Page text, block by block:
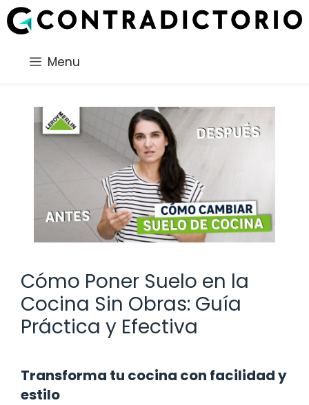
Saltar
al
Menu
Cómo Poner Suelo en la
Cocina Sin Obras: Guía
Práctica y Efectiva
Transforma tu cocina con facilidad y
estilo